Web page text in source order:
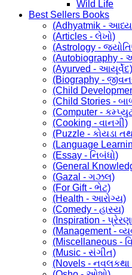
Wild Life
Best Sellers Books
(Adhyatmik -
(Articles - લેખો)
(Astrology -
(Autobiography -
(Ayurved - આયૂર્વેદ)
(Biography -
(Child
(Child Stories -
(Computer -
(Cooking - વાનગી)
(Puzzle - કોયડા
(Language
(Essay - નિબંધો)
(General
(Gazal - ગઝલ)
(For Gift - ભેટ)
(Health - આરોગ્ય)
(Comedy - હાસ્ય)
(Inspiration -
(Management -
(Miscellaneous -
(Music - સંગીત)
(Novels -